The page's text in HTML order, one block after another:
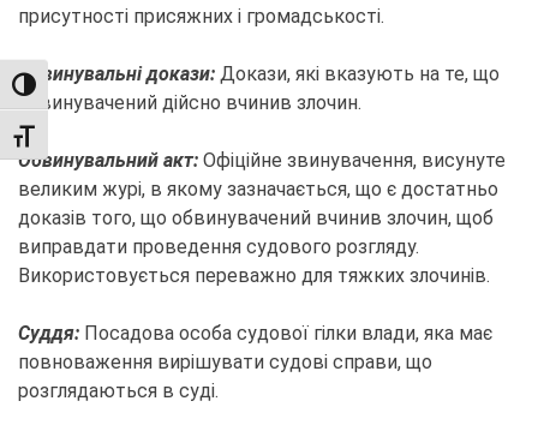
TOGGLE HIGH CONTRAST
TOGGLE FONT SIZE
присутності присяжних і громадськості.
Обвинувальні докази: Докази, які вказують на те, що
обвинувачений дійсно вчинив злочин.
Обвинувальний акт: Офіційне звинувачення, висунуте
великим журі, в якому зазначається, що є достатньо
доказів того, що обвинувачений вчинив злочин, щоб
виправдати проведення судового розгляду.
Використовується переважно для тяжких злочинів.
Суддя: Посадова особа судової гілки влади, яка має
повноваження вирішувати судові справи, що
розглядаються в суді.